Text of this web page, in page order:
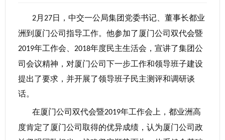
2月 27日，中交一公局集团党委书记、董事长都业
洲到厦门公司指导工作。他参加了厦门公司双代会暨
2019年工作会、 2018年度民主生活会，宣讲了集团公
司会议精神，对厦门公司下一步工作和领导班子建设
提出了要求，并开展了领导班子民主测评和调研谈
话。
在厦门公司双代会暨2019年工作会上，都业洲高
度肯定了厦门公司取得的优异成绩，认为厦门公司政